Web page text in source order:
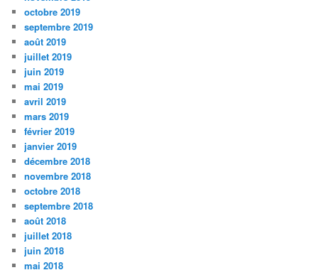
octobre 2019
septembre 2019
août 2019
juillet 2019
juin 2019
mai 2019
avril 2019
mars 2019
février 2019
janvier 2019
décembre 2018
novembre 2018
octobre 2018
septembre 2018
août 2018
juillet 2018
juin 2018
mai 2018